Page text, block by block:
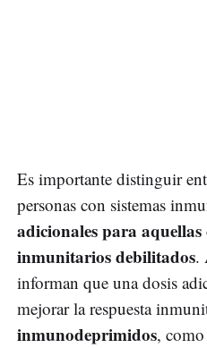
Es importante distinguir
personas con sistemas
adicionales para aquellas
inmunitarios debilitados.
informan que una dosis
mejorar la respuesta
inmunodeprimidos,